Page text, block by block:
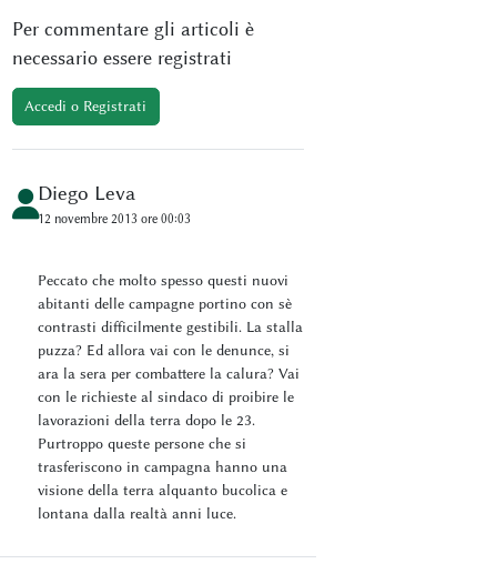
Per commentare gli articoli è
necessario essere registrati
Accedi o Registrati
Diego Leva
12 novembre 2013 ore 00:03
Peccato che molto spesso questi nuovi
abitanti delle campagne portino con sè
contrasti difficilmente gestibili. La stalla
puzza? Ed allora vai con le denunce, si
ara la sera per combattere la calura? Vai
con le richieste al sindaco di proibire le
lavorazioni della terra dopo le 23.
Purtroppo queste persone che si
trasferiscono in campagna hanno una
visione della terra alquanto bucolica e
lontana dalla realtà anni luce.